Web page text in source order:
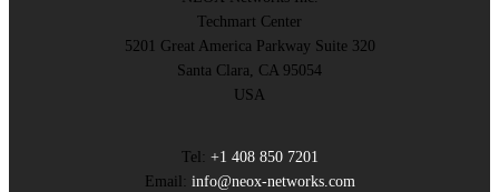
Techmart Center
5201 Great America Parkway Suite 320
Santa Clara, CA 95054
USA
Tel: +1 408 850 7201
Email: info@neox-networks.com